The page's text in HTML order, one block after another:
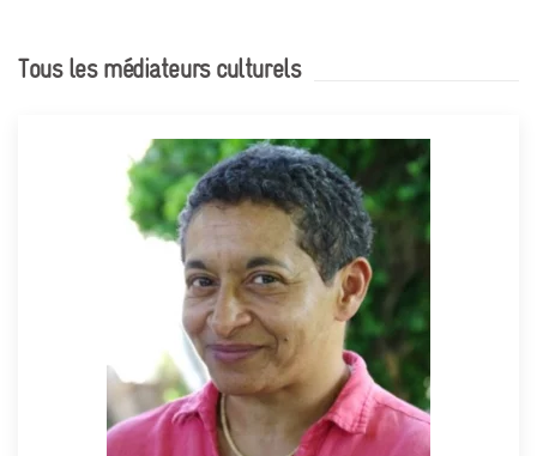
Tous les médiateurs culturels